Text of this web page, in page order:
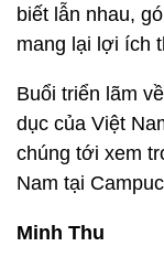
biết lẫn nhau,
mang lại lợi ích
Buổi triển lãm
dục của Việt
chúng tới xem
Nam tại
Minh Thu